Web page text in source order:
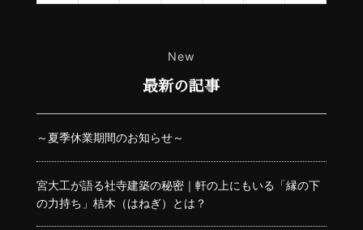
New
最新の記事
～夏季休業期間のお知らせ～
宮大工が語る社寺建築の秘密｜軒の上にもいる「縁の下
の力持ち」桔木（はねぎ）とは？